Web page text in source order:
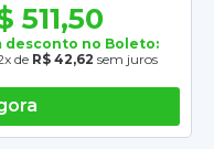
511,50
desconto no Boleto:
de R$ 42,62 sem juros